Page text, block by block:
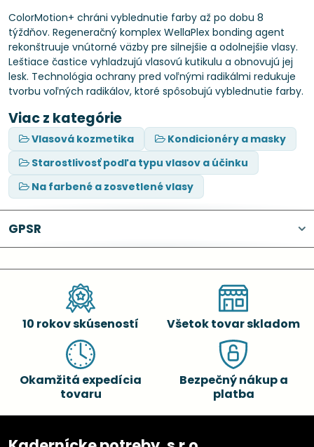
ColorMotion+ chráni vyblednutie farby až po dobu 8
týždňov. Regeneračný komplex WellaPlex bonding agent
rekonštruuje vnútorné väzby pre silnejšie a odolnejšie vlasy.
Leštiace častice vyhladzujú vlasovú kutikulu a obnovujú jej
lesk. Technológia ochrany pred voľnými radikálmi redukuje
tvorbu voľných radikálov, ktoré spôsobujú vyblednutie farby.
Viac z kategórie
Vlasová kozmetika
Kondicionéry a masky
Starostlivosť podľa typu vlasov a účinku
Na farbené a zosvetlené vlasy
GPSR
10 rokov skúseností Všetok tovar skladom
Okamžitá expedícia
tovaru
Bezpečný nákup a
platba